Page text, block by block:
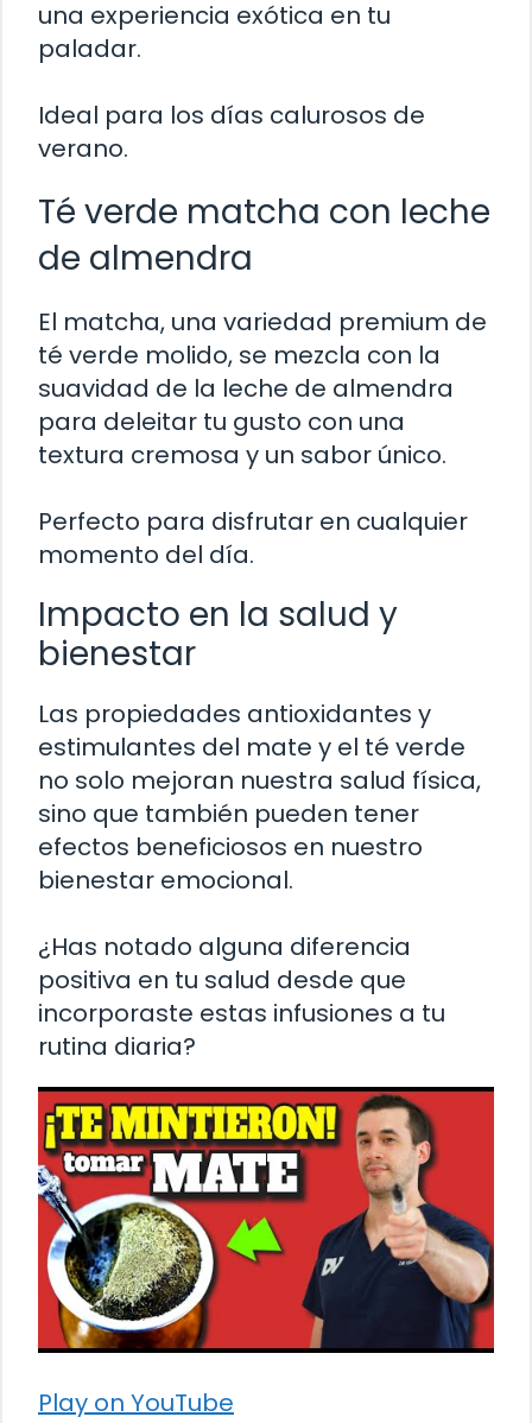
una experiencia exótica en tu
paladar.
Ideal para los días calurosos de
verano.
Té verde matcha con leche
de almendra
El matcha, una variedad premium de
té verde molido, se mezcla con la
suavidad de la leche de almendra
para deleitar tu gusto con una
textura cremosa y un sabor único.
Perfecto para disfrutar en cualquier
momento del día.
Impacto en la salud y
bienestar
Las propiedades antioxidantes y
estimulantes del mate y el té verde
no solo mejoran nuestra salud física,
sino que también pueden tener
efectos beneficiosos en nuestro
bienestar emocional.
¿Has notado alguna diferencia
positiva en tu salud desde que
incorporaste estas infusiones a tu
rutina diaria?
Play on YouTube